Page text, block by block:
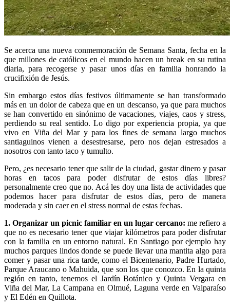
Se acerca una nueva conmemoración de Semana Santa, fecha en la
que millones de católicos en el mundo hacen un break en su rutina
diaria, para recogerse y pasar unos días en familia honrando la
crucifixión de Jesús.
Sin embargo estos días festivos últimamente se han transformado
más en un dolor de cabeza que en un descanso, ya que para muchos
se han convertido en sinónimo de vacaciones, viajes, caos y stress,
perdiendo su real sentido. Lo digo por experiencia propia, ya que
vivo en Viña del Mar y para los fines de semana largo muchos
santiaguinos vienen a desestresarse, pero nos dejan estresados a
nosotros con tanto taco y tumulto.
Pero, ¿es necesario tener que salir de la ciudad, gastar dinero y pasar
horas en tacos para poder disfrutar de estos días libres?
personalmente creo que no. Acá les doy una lista de actividades que
podemos hacer para disfrutar de estos días, pero de manera
moderada y sin caer en el stress normal de estas fechas.
1. Organizar un picnic familiar en un lugar cercano: me refiero a
que no es necesario tener que viajar kilómetros para poder disfrutar
con la familia en un entorno natural. En Santiago por ejemplo hay
muchos parques lindos donde se puede llevar una mantita algo para
comer y pasar una rica tarde, como el Bicentenario, Padre Hurtado,
Parque Araucano o Mahuida, que son los que conozco. En la quinta
región en tanto, tenemos el Jardín Botánico y Quinta Vergara en
Viña del Mar, La Campana en Olmué, Laguna verde en Valparaíso
y El Edén en Quillota.